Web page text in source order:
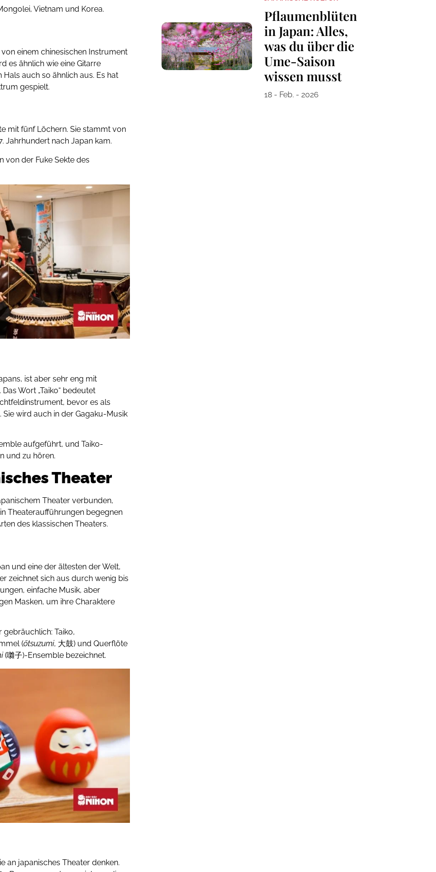
Vietnam und Korea.
einem chinesischen Instrument
es ähnlich wie eine Gitarre
auch so ähnlich aus. Es hat
gespielt.
mit fünf Löchern. Sie stammt von
Jahrhundert nach Japan kam.
von der Fuke Sekte des
ist aber sehr eng mit
Wort „Taiko“ bedeutet
bevor es als
wird auch in der Gagaku-Musik
aufgeführt, und Taiko-
und zu hören.
Theater
Theater verbunden,
Theateraufführungen begegnen
des klassischen Theaters.
und eine der ältesten der Welt,
zeichnet sich aus durch wenig bis
einfache Musik, aber
Masken, um ihre Charaktere
Taiko,
(ōtsuzumi, 大鼓) und Querflöte
(囃子)-Ensemble bezeichnet.
an japanisches Theater denken.
Pflaumenblüten
in Japan: Alles,
was du über die
Ume-Saison
wissen musst
18 - Feb. - 2026